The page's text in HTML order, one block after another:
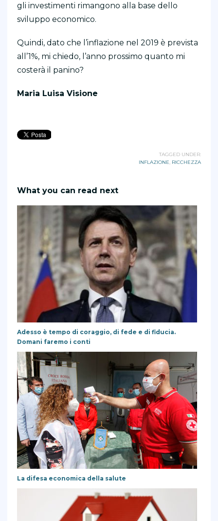
gli investimenti rimangono alla base dello
sviluppo economico.
Quindi, dato che l’inflazione nel 2019 è prevista
all’1%, mi chiedo, l’anno prossimo quanto mi
costerà il panino?
Maria Luisa Visione
TAGGED UNDER:
INFLAZIONE RICCHEZZA
What you can read next
Adesso è tempo di coraggio, di fede e di fiducia.
Domani faremo i conti
La difesa economica della salute